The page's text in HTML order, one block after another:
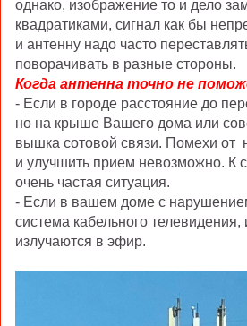
однако, изображение то и дело
квадратиками, сигнал как бы
и антенну надо часто
поворачивать в разные стороны.
Когда антенна точно не
- Если в городе расстояние до
но на крыше Вашего дома или
вышка сотовой связи. Помехи от
и улучшить прием невозможно. К
очень частая ситуация.
- Если в вашем доме с
система кабельного телевидения,
излучаются в эфир.